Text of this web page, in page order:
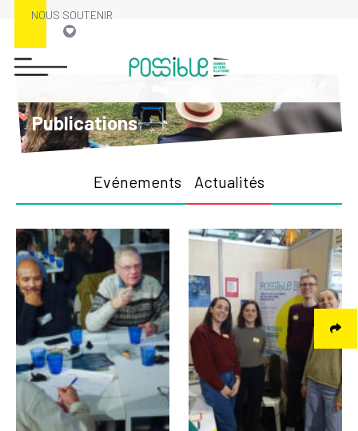
NOUS SOUTENIR
Publications
Evénements Actualités